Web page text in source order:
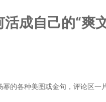
成自己的“爽
的各种美图或金句，评论区一